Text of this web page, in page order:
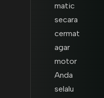
matic
secara
cermat
agar
motor
Anda
selalu